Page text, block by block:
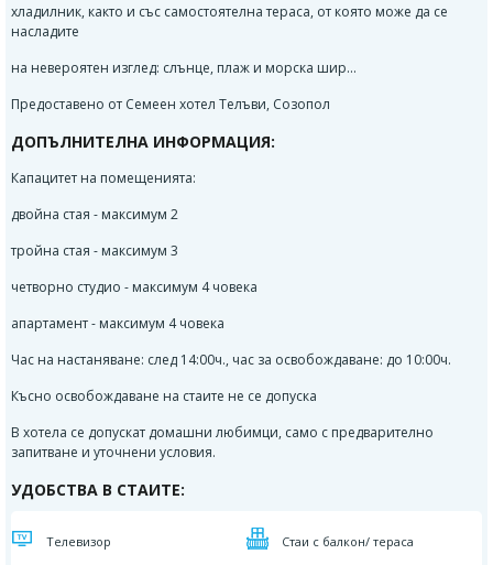
хладилник, както и със самостоятелна тераса, от която може да се
насладите
на невероятен изглед: слънце, плаж и морска шир...
Предоставено от Семеен хотел Телъви, Созопол
ДОПЪЛНИТЕЛНА ИНФОРМАЦИЯ:
Капацитет на помещенията:
двойна стая - максимум 2
тройна стая - максимум 3
четворно студио - максимум 4 човека
апартамент - максимум 4 човека
Час на настаняване: след 14:00ч., час за освобождаване: до 10:00ч.
Късно освобождаване на стаите не се допуска
В хотела се допускат домашни любимци, само с предварително
запитване и уточнени условия.
УДОБСТВА В СТАИТЕ:
Телевизор Стаи с балкон/ тераса